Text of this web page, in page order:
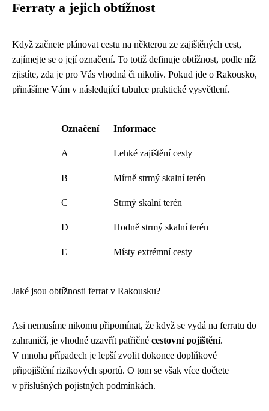
Ferraty a jejich obtížnost
Když začnete plánovat cestu na některou ze zajištěných cest,
zajímejte se o její označení. To totiž definuje obtížnost, podle níž
zjistíte, zda je pro Vás vhodná či nikoliv. Pokud jde o Rakousko,
přinášíme Vám v následující tabulce praktické vysvětlení.
Označení Informace
A Lehké zajištění cesty
B Mírně strmý skalní terén
C Strmý skalní terén
D Hodně strmý skalní terén
E Místy extrémní cesty
Jaké jsou obtížnosti ferrat v Rakousku?
Asi nemusíme nikomu připomínat, že když se vydá na ferratu do
zahraničí, je vhodné uzavřít patřičné cestovní pojištění.
V mnoha případech je lepší zvolit dokonce doplňkové
připojištění rizikových sportů. O tom se však více dočtete
v příslušných pojistných podmínkách.